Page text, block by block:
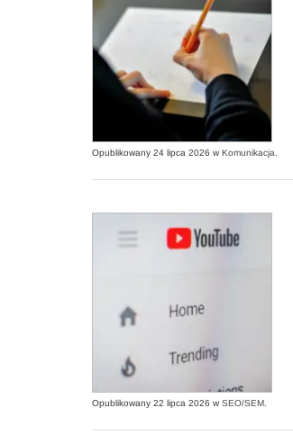
Opublikowany 24 lipca 2026 w Komunikacja
Opublikowany 22 lipca 2026 w SEO/SEM